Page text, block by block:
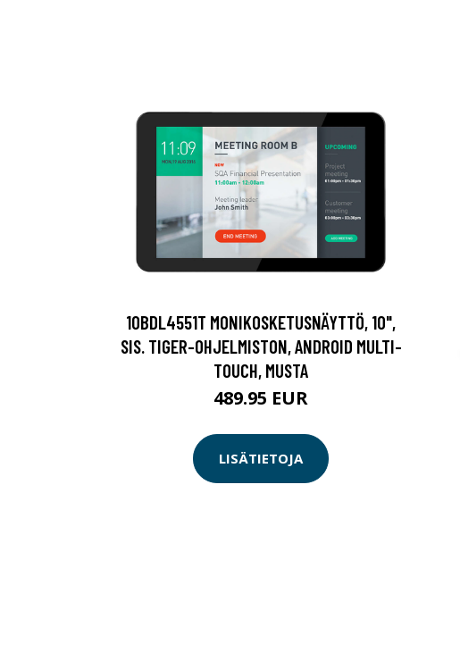
10BDL4551T MONIKOSKETUSNÄYTTÖ, 10",
SIS. TIGER-OHJELMISTON, ANDROID MULTI-
TOUCH, MUSTA
489.95 EUR
LISÄTIETOJA